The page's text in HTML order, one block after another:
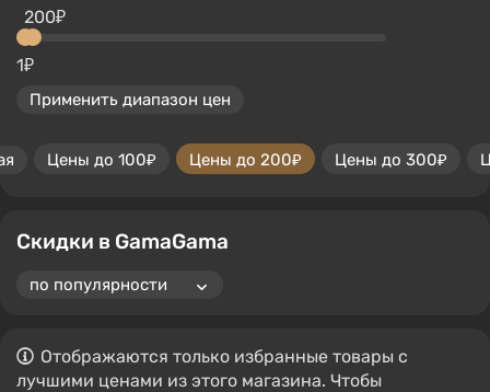
1₽
200₽
Применить диапазон цен
Цены до 100₽ Цены до 200₽ Цены до 300₽
Скидки в GamaGama
Отображаются только избранные товары с
лучшими ценами из этого магазина. Чтобы